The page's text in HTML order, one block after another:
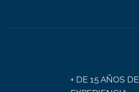
+ DE 15 AÑOS DE